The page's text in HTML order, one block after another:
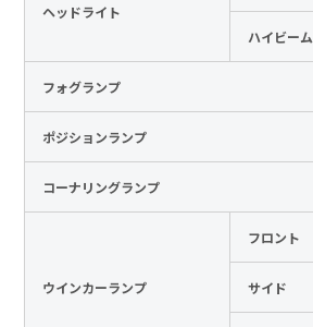
日本語 English
製品検索
全て
VFHY1104P、LLF0111A、ULR4B、SL035
ヘッドライト
ハイビーム
フォグランプ
ポジションランプ
コーナリングランプ
ウインカーランプ
フロント
サイド